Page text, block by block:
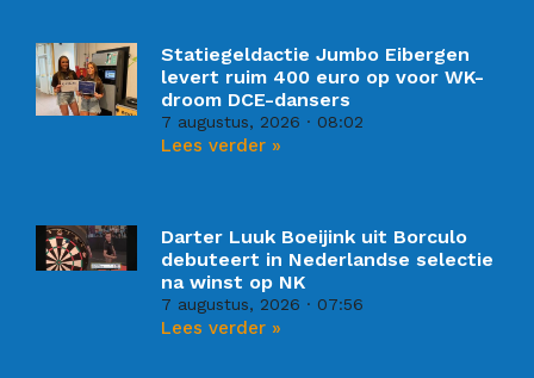
Statiegeldactie Jumbo Eibergen
levert ruim 400 euro op voor WK-
droom DCE-dansers
7 augustus, 2026 08:02
Lees verder »
Darter Luuk Boeijink uit Borculo
debuteert in Nederlandse selectie
na winst op NK
7 augustus, 2026 07:56
Lees verder »